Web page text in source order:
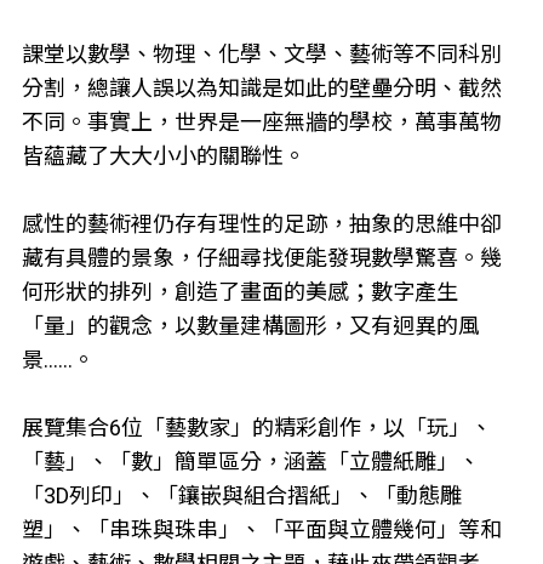
課堂以數學、物理、化學、文學、藝術等不同科別
分割，總讓人誤以為知識是如此的壁壘分明、截然
不同。事實上，世界是一座無牆的學校，萬事萬物
皆蘊藏了大大小小的關聯性。
感性的藝術裡仍存有理性的足跡，抽象的思維中卻
藏有具體的景象，仔細尋找便能發現數學驚喜。幾
何形狀的排列，創造了畫面的美感；數字產生
「量」的觀念，以數量建構圖形，又有迥異的風
景……。
展覽集合6位「藝數家」的精彩創作，以「玩」、
「藝」、「數」簡單區分，涵蓋「立體紙雕」、
「3D列印」、「鑲嵌與組合摺紙」、「動態雕
塑」、「串珠與珠串」、「平面與立體幾何」等和